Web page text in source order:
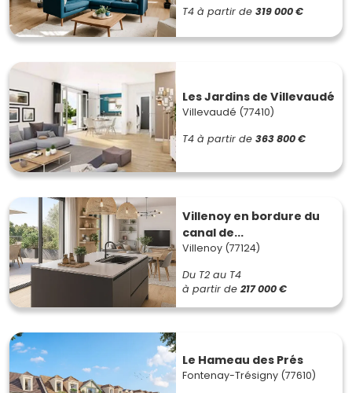
T4 à partir de 319 000 €
Les Jardins de Villevaudé
Villevaudé (77410)
T4 à partir de 363 800 €
Villenoy en bordure du
canal de...
Villenoy (77124)
Du T2 au T4
à partir de 217 000 €
Le Hameau des Prés
Fontenay-Trésigny (77610)